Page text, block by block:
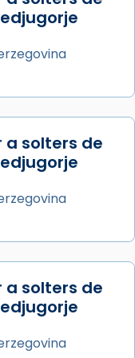
al
apostòlica
i als
Barcelona.
cardenal Joan
i l’ha
Barcelona,
i
a solters de
a solters de